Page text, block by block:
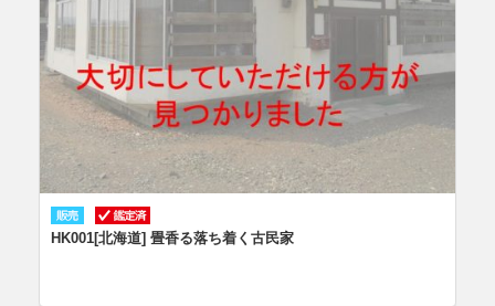
HK001[北海道] 畳香る落ち着く古民家